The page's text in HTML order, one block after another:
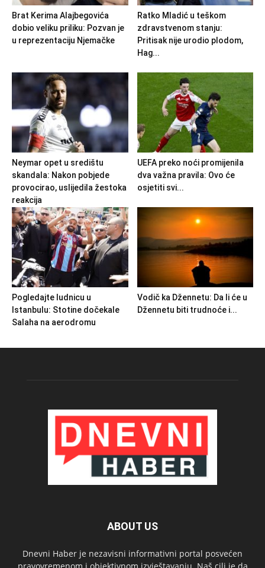
Brat Kerima Alajbegovića
dobio veliku priliku: Pozvan je
u reprezentaciju Njemačke
Ratko Mladić u teškom
zdravstvenom stanju:
Pritisak nije urodio plodom,
Hag...
Neymar opet u središtu
skandala: Nakon pobjede
provocirao, uslijedila žestoka
reakcija
UEFA preko noći promijenila
dva važna pravila: Ovo će
osjetiti svi...
Pogledajte ludnicu u
Istanbulu: Stotine dočekale
Salaha na aerodromu
Vodič ka Džennetu: Da li će u
Džennetu biti trudnoće i...
ABOUT US
Dnevni Haber je nezavisni informativni portal posvećen